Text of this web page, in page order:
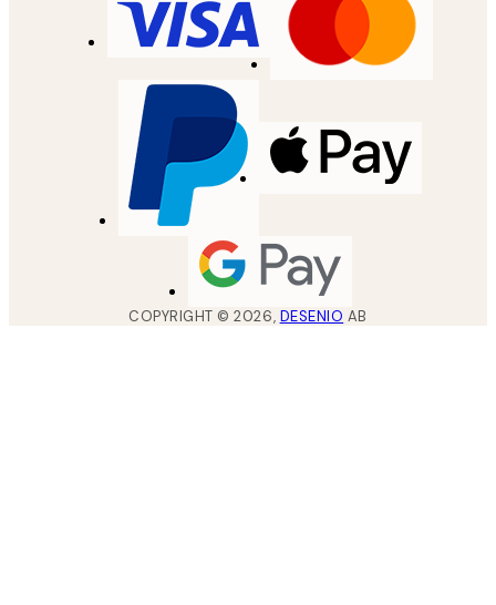
COPYRIGHT ©2026, DESENIO AB